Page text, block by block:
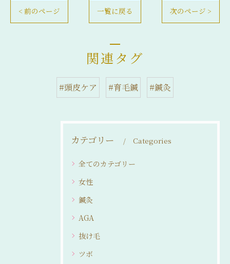
< 前のページ 一覧に戻る 次のページ >
関連タグ
#頭皮ケア #育毛鍼 #鍼灸
カテゴリー Categories
全てのカテゴリー
女性
鍼灸
AGA
抜け毛
ツボ